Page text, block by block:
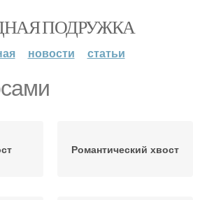
ПОДРУЖКА
новости статьи
Романтический хвост